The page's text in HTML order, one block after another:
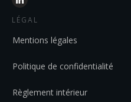
LÉGAL
Mentions légales
Politique de confidentialité
Règlement intérieur